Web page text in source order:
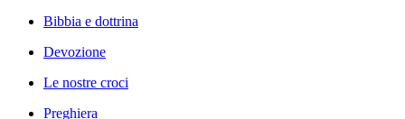
Bibbia e dottrina
Devozione
Le nostre croci
Preghiera